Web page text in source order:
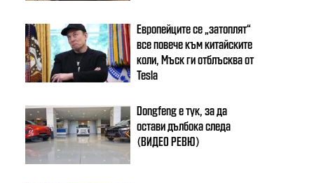
Европейците се „затоплят“
все повече към китайските
коли, Мъск ги отблъсква от
Tesla
Dongfeng e тук, за да
остави дълбока следа
(ВИДЕО РЕВЮ)